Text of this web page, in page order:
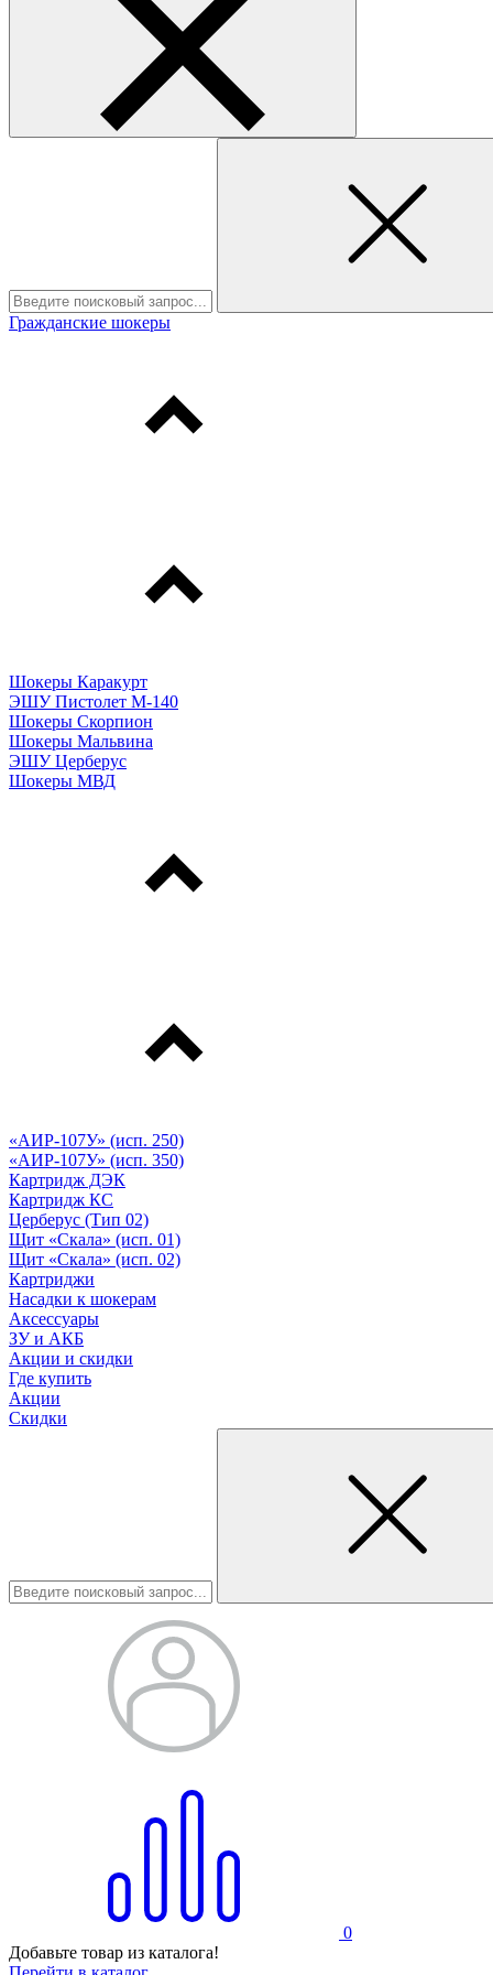
Гражданские шокеры
Шокеры Каракурт
ЭШУ Пистолет М-140
Шокеры Скорпион
Шокеры Мальвина
ЭШУ Церберус
Шокеры МВД
«АИР-107У» (исп. 250)
«АИР-107У» (исп. 350)
Картридж ДЭК
Картридж КС
Церберус (Тип 02)
Щит «Скала» (исп. 01)
Щит «Скала» (исп. 02)
Картриджи
Насадки к шокерам
Аксессуары
ЗУ и АКБ
Акции и скидки
Где купить
Акции
Скидки
0
Добавьте товар из каталога!